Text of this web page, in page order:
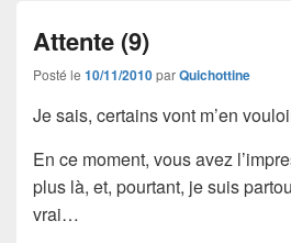
Attente (9)
Posté le 10/11/2010parQuichottine
Je sais, certains vont m’en
En ce moment, vous avez
plus là, et, pourtant, je suis
vrai…